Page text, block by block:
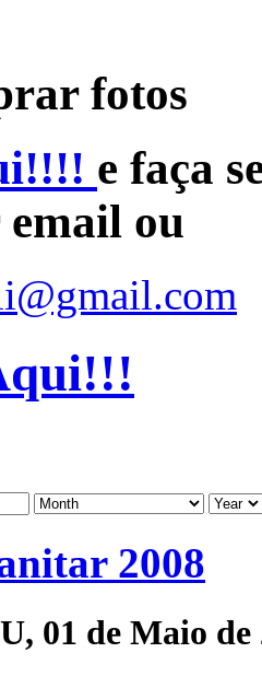
fotos
e faça
ou
2008
01 de Maio de